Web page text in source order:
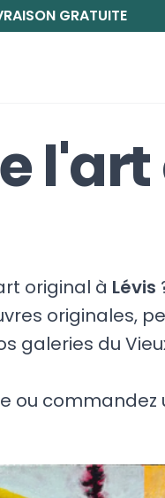
GRATUITE
original à Lévis
originales,
galeries du
ou